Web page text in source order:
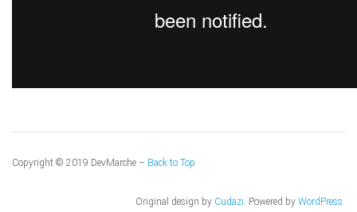
Copyright © 2019 DevMarche – Back to Top
Original design by Cudazi. Powered by WordPress.